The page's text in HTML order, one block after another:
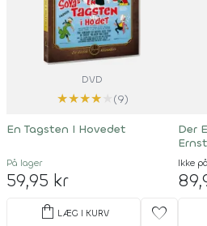
DVD
★★★★
(9)
En Tagsten I Hovedet
På lager
59,95 kr
shopping_bag LÆG I KURV favorite
Der
Ernst
Ikke